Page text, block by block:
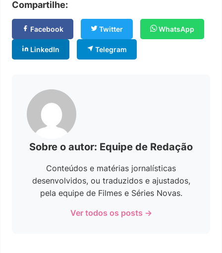
Compartilhe:
Facebook Twitter WhatsApp
LinkedIn Telegram
Sobre o autor: Equipe de Redação
Conteúdos e matérias jornalísticas
desenvolvidos, ou traduzidos e ajustados,
pela equipe de Filmes e Séries Novas.
Ver todos os posts →